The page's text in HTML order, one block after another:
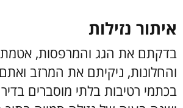
איתור נזילות
בדקתם את הגג והמרפסות,
והחלונות, ניקיתם את המרזב
בכתמי רטיבות בלתי מוסברים